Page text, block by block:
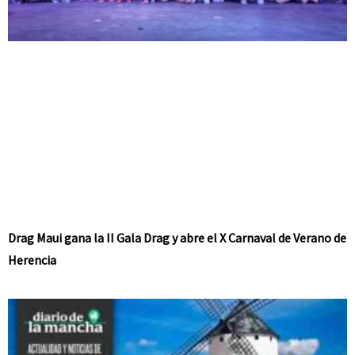
Drag Maui gana la II Gala Drag y abre el X Carnaval de Verano de
Herencia